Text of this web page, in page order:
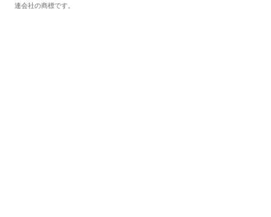
連会社の商標です。